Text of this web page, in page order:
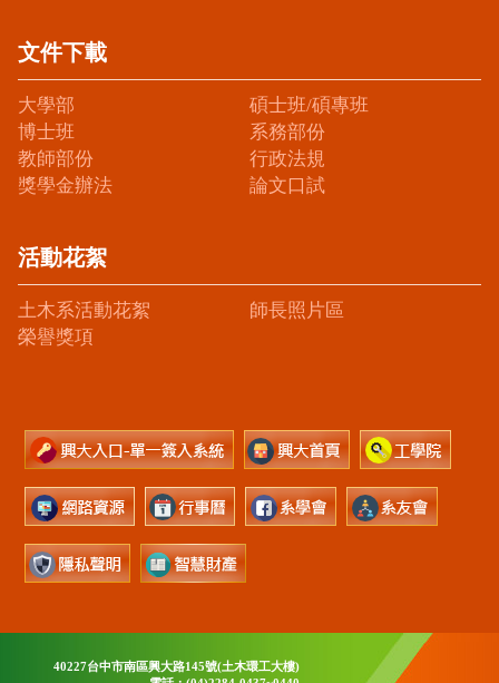
文件下載
大學部
碩士班/碩專班
博士班
系務部份
教師部份
行政法規
獎學金辦法
論文口試
活動花絮
土木系活動花絮
師長照片區
榮譽獎項
40227台中市南區興大路145號(土木環工大樓)